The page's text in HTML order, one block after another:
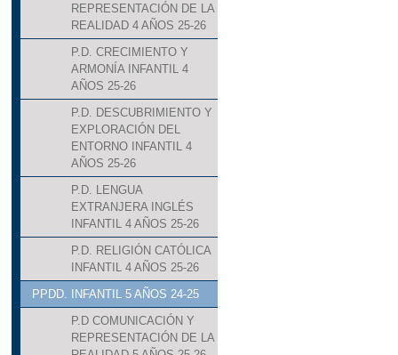
REPRESENTACIÓN DE LA
REALIDAD 4 AÑOS 25-26
P.D. CRECIMIENTO Y
ARMONÍA INFANTIL 4
AÑOS 25-26
P.D. DESCUBRIMIENTO Y
EXPLORACIÓN DEL
ENTORNO INFANTIL 4
AÑOS 25-26
P.D. LENGUA
EXTRANJERA INGLÉS
INFANTIL 4 AÑOS 25-26
P.D. RELIGIÓN CATÓLICA
INFANTIL 4 AÑOS 25-26
PPDD. INFANTIL 5 AÑOS 24-25
P.D COMUNICACIÓN Y
REPRESENTACIÓN DE LA